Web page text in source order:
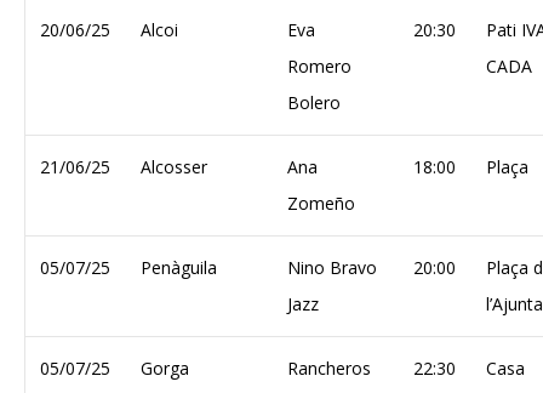
20/06/25 Alcoi
Eva
Romero
Bolero
20:30
Pati
CADA
21/06/25 Alcosser
Ana
Zomeño
18:00 Plaça
05/07/25 Penàguila
Nino Bravo
Jazz
20:00
Plaça
05/07/25 Gorga Rancheros 22:30 Casa